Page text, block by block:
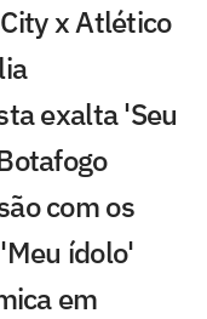
x Atlético
exalta 'Seu
com os
ídolo'
em